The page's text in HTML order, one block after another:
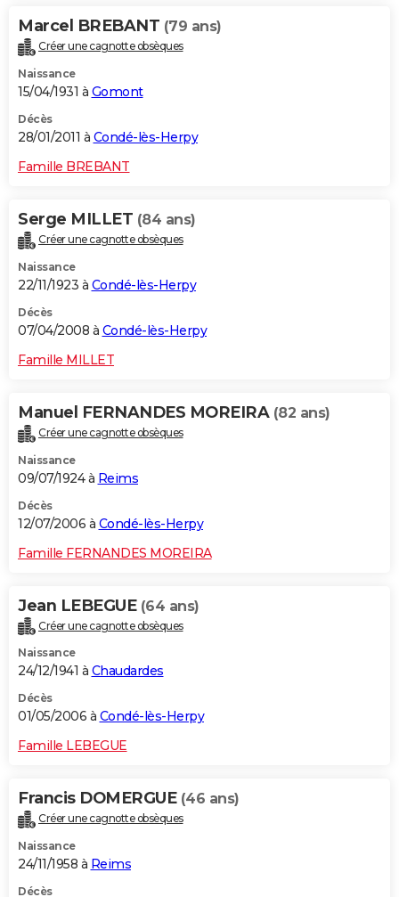
Marcel BREBANT (79 ans)
Créer une cagnotte obsèques
Naissance
15/04/1931 à Gomont
Décès
28/01/2011 à Condé-lès-Herpy
Famille BREBANT
Serge MILLET (84 ans)
Créer une cagnotte obsèques
Naissance
22/11/1923 à Condé-lès-Herpy
Décès
07/04/2008 à Condé-lès-Herpy
Famille MILLET
Manuel FERNANDES MOREIRA (82 ans)
Créer une cagnotte obsèques
Naissance
09/07/1924 à Reims
Décès
12/07/2006 à Condé-lès-Herpy
Famille FERNANDES MOREIRA
Jean LEBEGUE (64 ans)
Créer une cagnotte obsèques
Naissance
24/12/1941 à Chaudardes
Décès
01/05/2006 à Condé-lès-Herpy
Famille LEBEGUE
Francis DOMERGUE (46 ans)
Créer une cagnotte obsèques
Naissance
24/11/1958 à Reims
Décès